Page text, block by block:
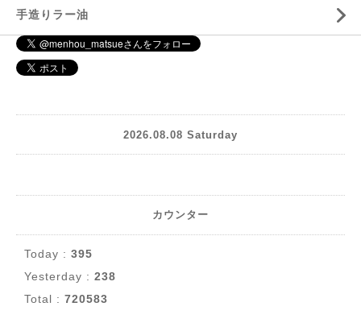
手造りラー油
2026.08.08 Saturday
カウンター
Today : 395
Yesterday : 238
Total : 720583